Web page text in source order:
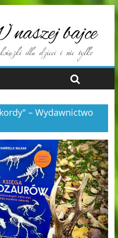
– Wydawnictwo